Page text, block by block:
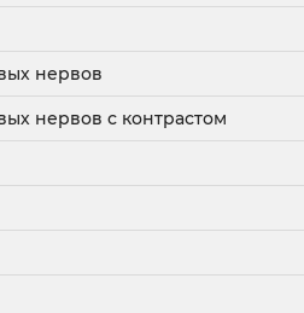
нервов
нервов с контрастом